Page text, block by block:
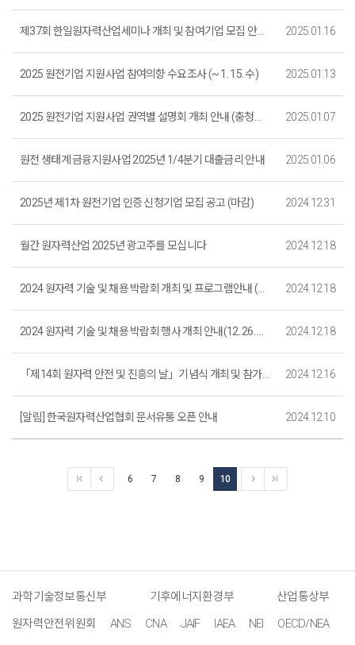
제37회 한일원자력산업세미나 개최 및 참여기업 모집 안내 (~ 1. 22. 수) 2025.01.16
2025 원전기업 지원사업 참여의향 수요조사 (~ 1. 15. 수) 2025.01.13
2025 원전기업 지원사업 권역별 설명회 개최 안내 (충청권, 부산 모집 ★1. 24. 까지) 2025.01.07
원전 생태계 금융지원사업 2025년 1/4분기 대출금리 안내 2025.01.06
2025년 제1차 원전기업 인증 신청기업 모집 공고 (마감) 2024.12.31
월간 원자력산업 2025년 광고주를 모십니다 2024.12.18
2024 원자력 기술 및 채용 박람회 개최 및 프로그램안내 (12. 26. ) 2024.12.18
2024 원자력 기술 및 채용 박람회 행사 개최 안내(12. 26. 목) 2024.12.18
「제14회 원자력 안전 및 진흥의 날」기념식 개최 및 참가 안내 2024.12.16
[알림] 한국원자력산업협회 문서유통 오픈 안내 2024.12.10
6 7 8 9 10
과학기술정보통신부 기후에너지환경부
산업통상부
원자력안전위원회
ANS CNA JAIF IAEA NEI
OECD/NEA